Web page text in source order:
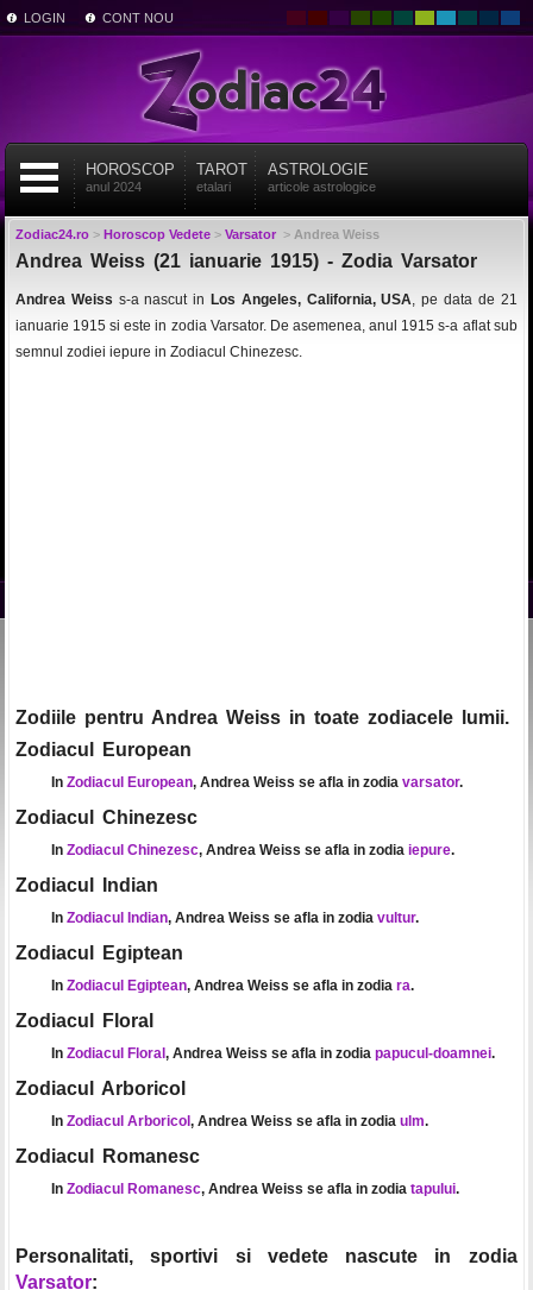
LOGIN CONT NOU
HOROSCOP
anul 2024
TAROT
etalari
ASTROLOGIE
articole astrologice
Zodiac24.ro> Horoscop Vedete> Varsator> Andrea Weiss
Andrea Weiss (21 ianuarie 1915) - Zodia Varsator
Andrea Weiss s-a nascut in Los Angeles, California, USA, pe data de 21
ianuarie 1915 si este in zodia Varsator. De asemenea, anul 1915 s-a aflat sub
semnul zodiei iepure in Zodiacul Chinezesc.
Zodiile pentru Andrea Weiss in toate zodiacele lumii.
Zodiacul European
In Zodiacul European, Andrea Weiss se afla in zodia varsator.
Zodiacul Chinezesc
In Zodiacul Chinezesc, Andrea Weiss se afla in zodia iepure.
Zodiacul Indian
In Zodiacul Indian, Andrea Weiss se afla in zodia vultur.
Zodiacul Egiptean
In Zodiacul Egiptean, Andrea Weiss se afla in zodia ra.
Zodiacul Floral
In Zodiacul Floral , Andrea Weiss se afla in zodia papucul-doamnei.
Zodiacul Arboricol
In Zodiacul Arboricol , Andrea Weiss se afla in zodia ulm.
Zodiacul Romanesc
In Zodiacul Romanesc, Andrea Weiss se afla in zodia tapului.
Personalitati, sportivi si vedete nascute in zodia
Varsator: